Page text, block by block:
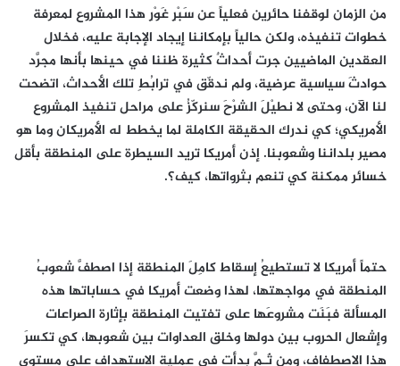
من الزمان لوقفنا حائرين فعلياً عن سَبْرِ غَوْرِ هذا المشروع لمعرفة
خطوات تنفيذه، ولكن حالياً بإمكاننا إيجاد الإجابة عليه، فخلال
العقدين الماضيين جرت أحداثٌ كثيرة ظننا في حينها بأنها مجرَّد
حوادثَ سياسية عرضية، ولم ندقّق في ترابُطِ تلك الأحداث، اتضحت
لنا الآن، وحتى لا نطيْلَ الشرْحَ سنركّزُ على مراحل تنفيذ المشروع
الأمريكي؛ كي ندرك الحقيقة الكاملة لما يخطط له الأمريكان وما هو
مصير بلداننا وشعوبنا. إذن أمريكا تريد السيطرة على المنطقة بأقل
خسائر ممكنة كي تنعم بثرواتها، كيف؟.
حتماً أمريكا لا تستطيعُ إسقاط كامِلَ المنطقة إذا اصطفَّ شعوبُ
المنطقة في مواجهتها، لهذا وضعت أمريكا في حساباتها هذه
المسألة فبَنَت مشروعَها على تفتيت المنطقة بإثارة الصراعات
وإشعال الحروب بين دولها وخلق العداوات بين شعوبها، كي تكسرَ
هذا الاصطفاف، ومن ثَـمَّ بدأت في عملية الاستهداف على مستوى